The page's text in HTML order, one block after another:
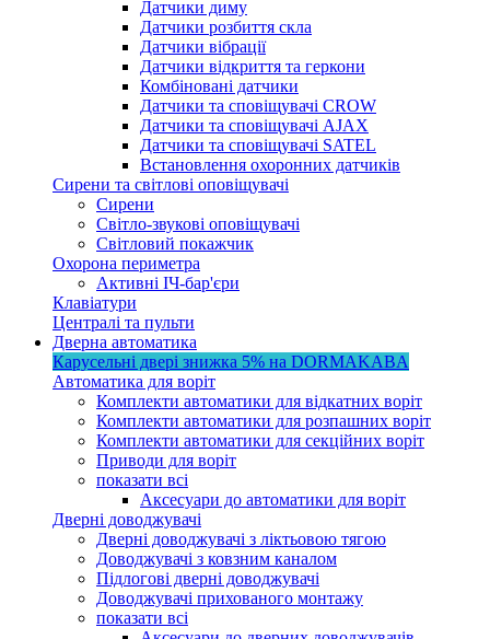
Датчики диму
Датчики розбиття скла
Датчики вібрації
Датчики відкриття та геркони
Комбіновані датчики
Датчики та сповіщувачі CROW
Датчики та сповіщувачі AJAX
Датчики та сповіщувачі SATEL
Встановлення охоронних датчиків
Сирени та світлові оповіщувачі
Сирени
Світло-звукові оповіщувачі
Світловий покажчик
Охорона периметра
Активні ІЧ-бар'єри
Клавіатури
Централі та пульти
Дверна автоматика
Карусельні двері знижка 5% на DORMAKABA
Автоматика для воріт
Комплекти автоматики для відкатних воріт
Комплекти автоматики для розпашних воріт
Комплекти автоматики для секційних воріт
Приводи для воріт
показати всі
Аксесуари до автоматики для воріт
Дверні доводжувачі
Дверні доводжувачі з ліктьовою тягою
Доводжувачі з ковзним каналом
Підлогові дверні доводжувачі
Доводжувачі прихованого монтажу
показати всі